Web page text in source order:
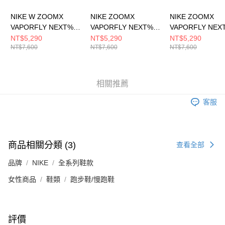
NIKE W ZOOMX
VAPORFLY NEXT% 4
女 跑步鞋 HF6412601
NT$5,290
NT$7,600
NIKE ZOOMX
VAPORFLY NEXT% 4
男 跑步鞋 HF6414600
NT$5,290
NT$7,600
NIKE ZOOMX
VAPORFLY
男 跑步鞋
NT$5,290
NT$7,600
相關推薦
客服
商品相關分類 (3) 查看全部
品牌 NIKE 全系列鞋款
女性商品 鞋類 跑步鞋/慢跑鞋
評價